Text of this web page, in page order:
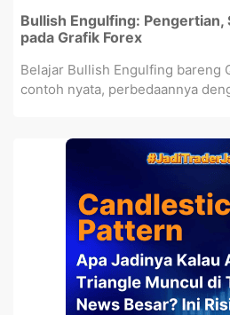
Bullish Engulfing: Pengertian,
pada Grafik Forex
Belajar Bullish Engulfing bareng
contoh nyata, perbedaannya